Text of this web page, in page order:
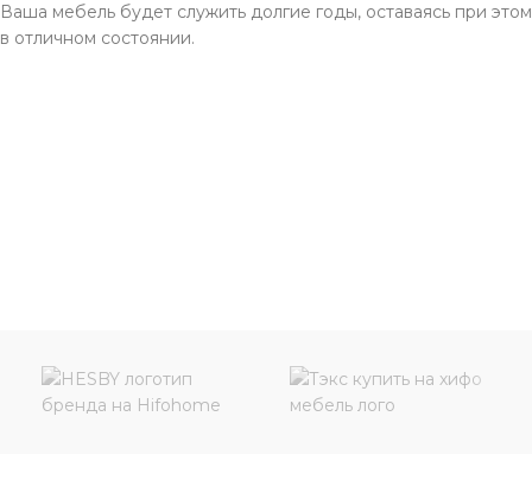
Ваша мебель будет служить долгие годы, оставаясь при этом
в отличном состоянии.